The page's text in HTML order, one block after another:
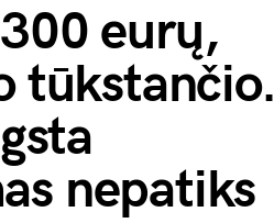
eurų,
tūkstančio.
nepatiks